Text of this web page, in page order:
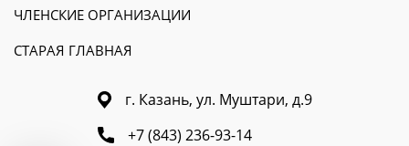
ЧЛЕНСКИЕ ОРГАНИЗАЦИИ
СТАРАЯ ГЛАВНАЯ
г. Казань, ул. Муштари, д.9
+7 (843) 236-93-14